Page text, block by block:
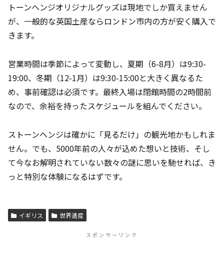
トーンヘンジオリジナルグッズは現地でしか買えません
が、一般的な英国土産ならロンドン市内の方が安く購入で
きます。
営業時間は季節によって変動し、夏期（6-8月）は9:30-
19:00、冬期（12-1月）は9:30-15:00と大きく異なるた
め、事前確認は必須です。最終入場は閉館時間の2時間前
なので、余裕を持ったスケジュールを組んでください。
ストーンヘンジは確かに「見るだけ」の観光地かもしれま
せん。でも、5000年前の人々が込めた想いと技術、そし
て今なお解明されていない数々の謎に思いを馳せれば、き
っと特別な体験になるはずです。
イギリス 世界遺産
スポンサーリンク